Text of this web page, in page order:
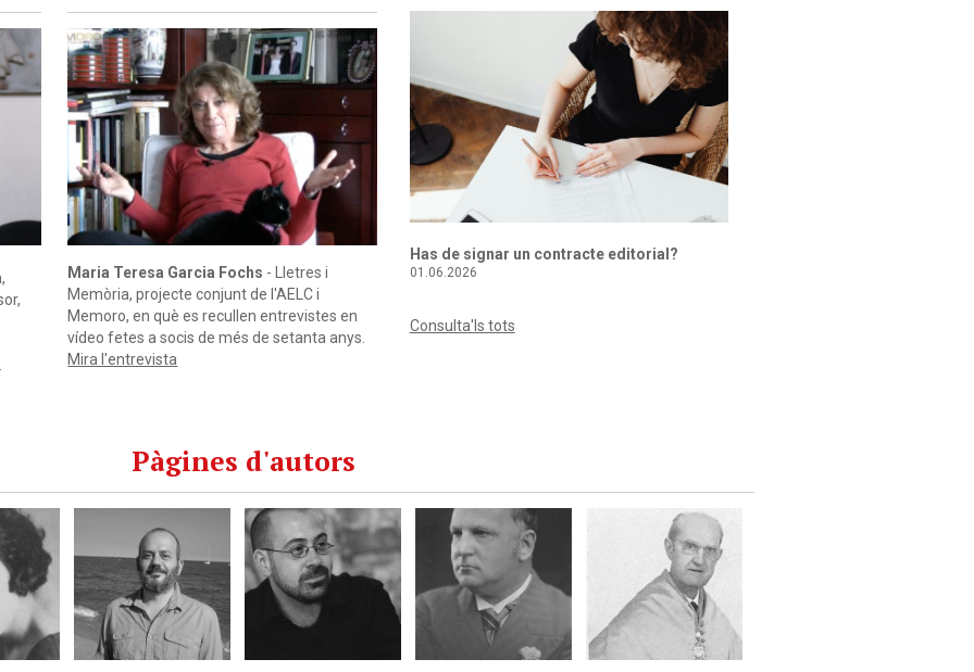
els
i
Maria Teresa Garcia Fochs- Lletres i
Memòria, projecte conjunt de l'AELC i
Memoro, en què es recullen entrevistes en
vídeo fetes a socis de més de setanta anys.
Mira l'entrevista
Has de signar un contracte editorial?
01.06.2026
Consulta'ls tots
Jordi Mas Adrià Chavarria Francesc Pujols Guillem Colom Ferrà